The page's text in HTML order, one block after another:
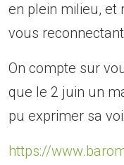
en plein milieu, et
vous
On compte sur
que le 2 juin un
pu exprimer sa
https://